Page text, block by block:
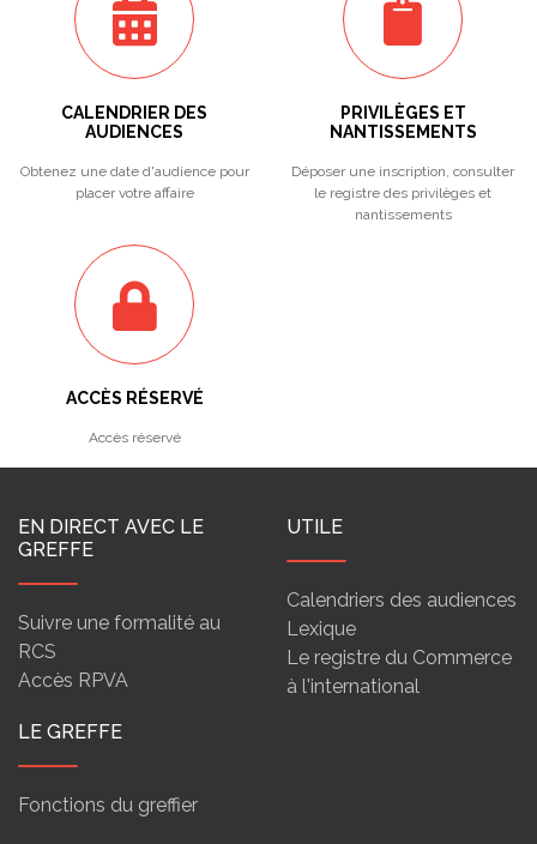
CALENDRIER DES
AUDIENCES
Obtenez une date d'audience pour
placer votre affaire
PRIVILÈGES ET
NANTISSEMENTS
Déposer une inscription, consulter
le registre des privilèges et
nantissements
ACCÈS RÉSERVÉ
Accès réservé
EN DIRECT AVEC LE
GREFFE
Suivre une formalité au
RCS
Accès RPVA
UTILE
Calendriers des audiences
Lexique
Le registre du Commerce
à l'international
LE GREFFE
Fonctions du greffier